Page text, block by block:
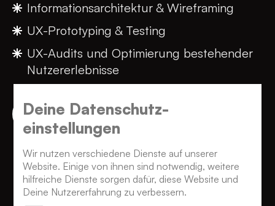
Deine Datenschutz­
einstellungen
Wir nutzen verschiedene Dienste auf unserer
Website. Einige von ihnen sind notwendig, weitere
hilfreiche Dienste sorgen dafür, diese Website und
Deine Nutzererfahrung zu verbessern.
Informationsarchitektur & Wireframing
UX-Prototyping & Testing
UX-Audits und Optimierung bestehender
Nutzererlebnisse
Mehr erfahren